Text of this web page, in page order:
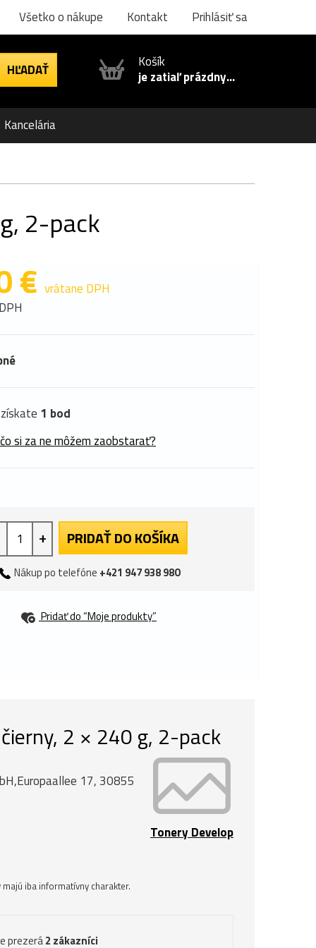
Všetko o nákupe Kontakt Prihlásiť sa
Košík
je zatiaľ prázdny...
Kancelária
2-pack
€ vrátane DPH
1 bod
si za ne môžem zaobstarať?
+ PRIDAŤ DO KOŠÍKA
Nákup po telefóne +421 947 938 980
Pridať do “Moje produkty”
2 × 240 g, 2-pack
Tonery Develop
17, 30855
iba informatívny charakter.
prezerá2 zákazníci